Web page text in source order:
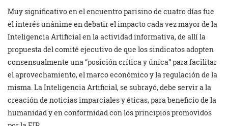
Muy significativo en el encuentro parisino de cuatro días fue
el interés unánime en debatir el impacto cada vez mayor de la
Inteligencia Artificial en la actividad informativa, de allí la
propuesta del comité ejecutivo de que los sindicatos adopten
consensualmente una “posición crítica y única” para facilitar
el aprovechamiento, el marco económico y la regulación de la
misma. La Inteligencia Artificial, se subrayó, debe servir a la
creación de noticias imparciales y éticas, para beneficio de la
humanidad y en conformidad con los principios promovidos